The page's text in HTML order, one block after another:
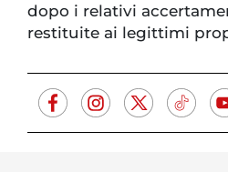
dopo i relativi
restituite ai legittimi